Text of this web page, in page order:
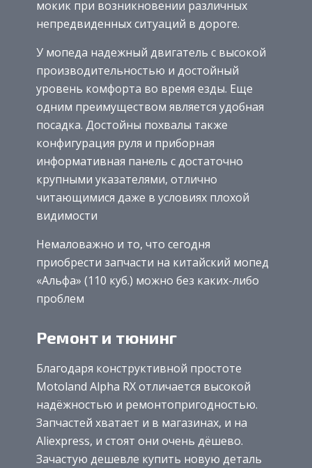
мокик при возникновении различных
непредвиденных ситуаций в дороге.
У мопеда надежный двигатель с высокой
производительностью и достойный
уровень комфорта во время езды. Еще
одним преимуществом является удобная
посадка. Достойны похвалы также
конфигурация руля и приборная
информативная панель с достаточно
крупными указателями, отлично
читающимися даже в условиях плохой
видимости
Немаловажно и то, что сегодня
приобрести запчасти на китайский мопед
«Альфа» (110 куб.) можно без каких-либо
проблем
Ремонт и тюнинг
Благодаря конструктивной простоте
Motoland Alpha RX отличается высокой
надёжностью и ремонтопригодностью.
Запчастей хватает и в магазинах, и на
Aliexpress, и стоят они очень дёшево.
Зачастую дешевле купить новую деталь